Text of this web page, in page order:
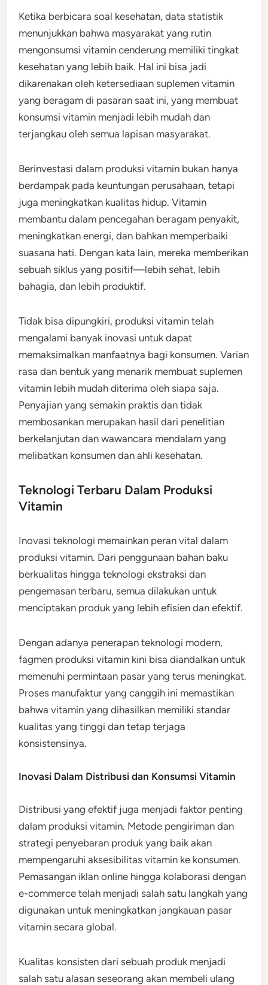
Ketika berbicara soal kesehatan, data statistik
menunjukkan bahwa masyarakat yang rutin
mengonsumsi vitamin cenderung memiliki tingkat
kesehatan yang lebih baik. Hal ini bisa jadi
dikarenakan oleh ketersediaan suplemen vitamin
yang beragam di pasaran saat ini, yang membuat
konsumsi vitamin menjadi lebih mudah dan
terjangkau oleh semua lapisan masyarakat.
Berinvestasi dalam produksi vitamin bukan hanya
berdampak pada keuntungan perusahaan, tetapi
juga meningkatkan kualitas hidup. Vitamin
membantu dalam pencegahan beragam penyakit,
meningkatkan energi, dan bahkan memperbaiki
suasana hati. Dengan kata lain, mereka memberikan
sebuah siklus yang positif—lebih sehat, lebih
bahagia, dan lebih produktif.
Tidak bisa dipungkiri, produksi vitamin telah
mengalami banyak inovasi untuk dapat
memaksimalkan manfaatnya bagi konsumen. Varian
rasa dan bentuk yang menarik membuat suplemen
vitamin lebih mudah diterima oleh siapa saja.
Penyajian yang semakin praktis dan tidak
membosankan merupakan hasil dari penelitian
berkelanjutan dan wawancara mendalam yang
melibatkan konsumen dan ahli kesehatan.
Teknologi Terbaru Dalam Produksi
Vitamin
Inovasi teknologi memainkan peran vital dalam
produksi vitamin. Dari penggunaan bahan baku
berkualitas hingga teknologi ekstraksi dan
pengemasan terbaru, semua dilakukan untuk
menciptakan produk yang lebih efisien dan efektif.
Dengan adanya penerapan teknologi modern,
fagmen produksi vitamin kini bisa diandalkan untuk
memenuhi permintaan pasar yang terus meningkat.
Proses manufaktur yang canggih ini memastikan
bahwa vitamin yang dihasilkan memiliki standar
kualitas yang tinggi dan tetap terjaga
konsistensinya.
Inovasi Dalam Distribusi dan Konsumsi Vitamin
Distribusi yang efektif juga menjadi faktor penting
dalam produksi vitamin. Metode pengiriman dan
strategi penyebaran produk yang baik akan
mempengaruhi aksesibilitas vitamin ke konsumen.
Pemasangan iklan online hingga kolaborasi dengan
e-commerce telah menjadi salah satu langkah yang
digunakan untuk meningkatkan jangkauan pasar
vitamin secara global.
Kualitas konsisten dari sebuah produk menjadi
salah satu alasan seseorang akan membeli ulang